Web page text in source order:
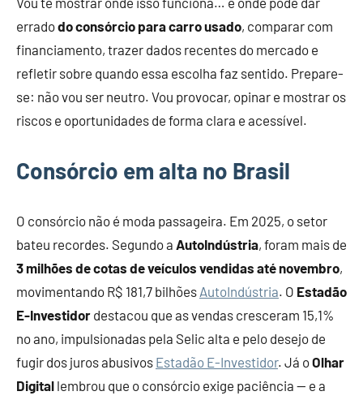
erradodo consórcio para carro usado, comparar com
financiamento, trazer dados recentes do mercado e
refletir sobre quando essa escolha faz sentido. Prepare-
se: não vou ser neutro. Vou provocar, opinar e mostrar os
riscos e oportunidades de forma clara e acessível.
Consórcio em alta no Brasil
O consórcio não é moda passageira. Em 2025, o setor
bateu recordes. Segundo a AutoIndústria, foram mais de
3 milhões de cotas de veículos vendidas até novembro,
movimentando R$ 181,7 bilhões AutoIndústria. O Estadão
E-Investidor destacou que as vendas cresceram 15,1%
no ano, impulsionadas pela Selic alta e pelo desejo de
fugir dos juros abusivos Estadão E-Investidor. Já oOlhar
Digital lembrou que o consórcio exige paciência — e a